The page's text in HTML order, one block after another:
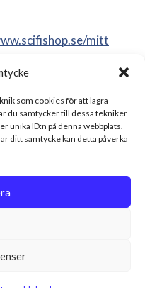
som cookies för att lagra
du samtycker till dessa tekniker
unika ID:n på denna webbplats.
ditt samtycke kan detta påverka
mitt
reserverade.